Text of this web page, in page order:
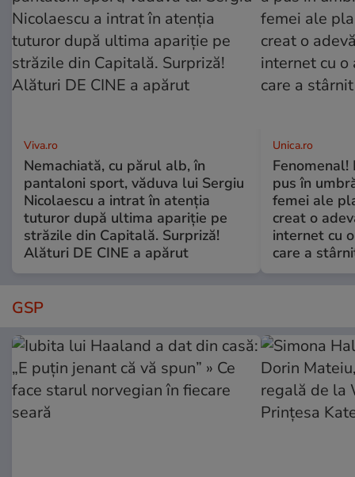
Viva.ro
Nemachiată, cu părul alb, în
pantaloni sport, văduva lui Sergiu
Nicolaescu a intrat în atenția
tuturor după ultima apariție pe
străzile din Capitală. Surpriză!
Alături DE CINE a apărut
Unica.ro
pus în
femei ale
creat o
internet cu
care a
GSP